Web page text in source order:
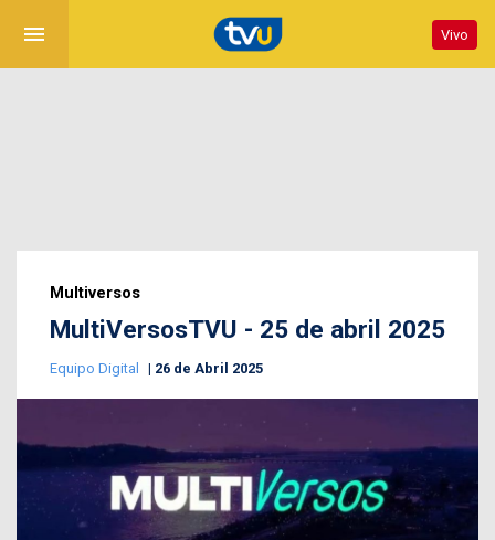
menu Vivo
Multiversos
MultiVersosTVU - 25 de abril 2025
Equipo Digital 26 de Abril 2025